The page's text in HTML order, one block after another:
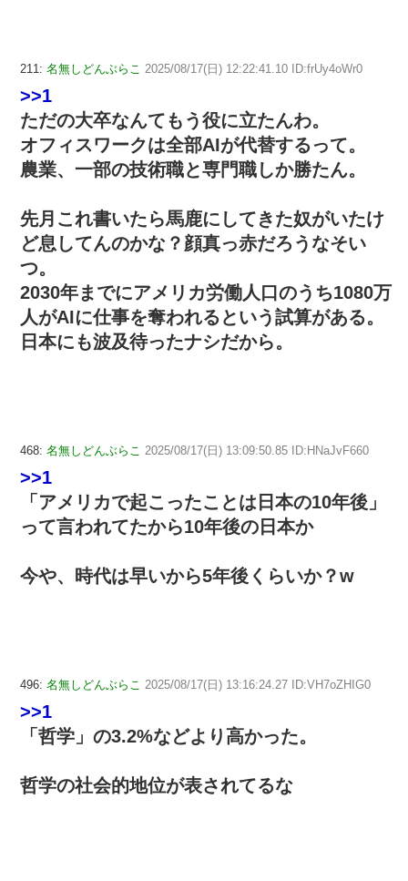
211: 名無しどんぶらこ 2025/08/17(日) 12:22:41.10 ID:frUy4oWr0
>>1
ただの大卒なんてもう役に立たんわ。
オフィスワークは全部AIが代替するって。
農業、一部の技術職と専門職しか勝たん。
先月これ書いたら馬鹿にしてきた奴がいたけ
ど息してんのかな？顔真っ赤だろうなそい
つ。
2030年までにアメリカ労働人口のうち1080万
人がAIに仕事を奪われるという試算がある。
日本にも波及待ったナシだから。
468: 名無しどんぶらこ 2025/08/17(日) 13:09:50.85 ID:HNaJvF660
>>1
「アメリカで起こったことは日本の10年後」
って言われてたから10年後の日本か
今や、時代は早いから5年後くらいか？w
496: 名無しどんぶらこ 2025/08/17(日) 13:16:24.27 ID:VH7oZHIG0
>>1
「哲学」の3.2%などより高かった。
哲学の社会的地位が表されてるな